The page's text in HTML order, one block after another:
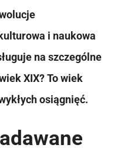
i naukowa
na szczególne
XIX? To wiek
osiągnięć.